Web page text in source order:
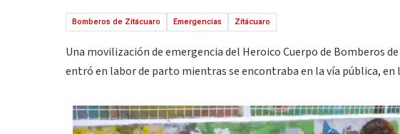
Bomberos de Zitácuaro Emergencias Zitácuaro
Una movilización de emergencia del Heroico Cuerpo de Bomberos
entró en labor de parto mientras se encontraba en la vía pública, en